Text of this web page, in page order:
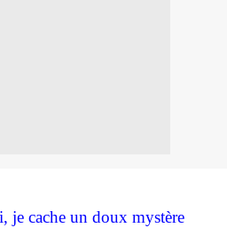
je cache un doux mystère